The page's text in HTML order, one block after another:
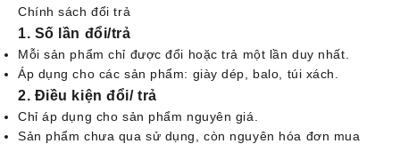
Chính sách đổi trả
1. Số lần đổi/trả
Mỗi sản phẩm chỉ được đổi hoặc trả một lần duy nhất.
Áp dụng cho các sản phẩm: giày dép, balo, túi xách.
2. Điều kiện đổi/ trả
Chỉ áp dụng cho sản phẩm nguyên giá.
Sản phẩm chưa qua sử dụng, còn nguyên hóa đơn mua